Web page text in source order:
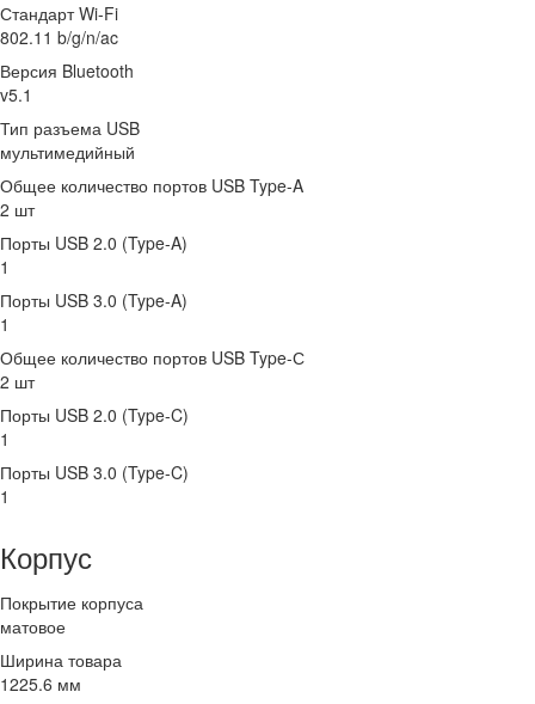
Стандарт Wi-Fi
802.11 b/g/n/ac
Версия Bluetooth
v5.1
Тип разъема USB
мультимедийный
Общее количество портов USB Type-A
2 шт
Порты USB 2.0 (Type-A)
1
Порты USB 3.0 (Type-A)
1
Общее количество портов USB Type-С
2 шт
Порты USB 2.0 (Type-C)
1
Порты USB 3.0 (Type-C)
1
Корпус
Покрытие корпуса
матовое
Ширина товара
1225.6 мм